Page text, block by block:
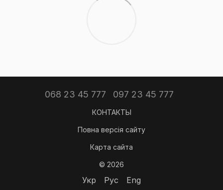
068 23 45 777 097 23 45 777
КОНТАКТЫ
Повна версія сайту
Карта сайта
© 2026
Укр Рус Eng